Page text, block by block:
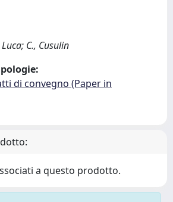
C., Cusulin
di convegno (Paper in
a questo prodotto.